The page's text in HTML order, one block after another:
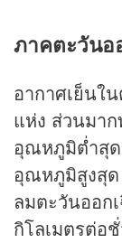
ภาคตะวันอ
อากาศเย็นใ
แห่ง ส่วนมา
อุณหภูมิต่ำสุด
อุณหภูมิสูงสุด
ลมตะวันออก
กิโลเมตรต่อ